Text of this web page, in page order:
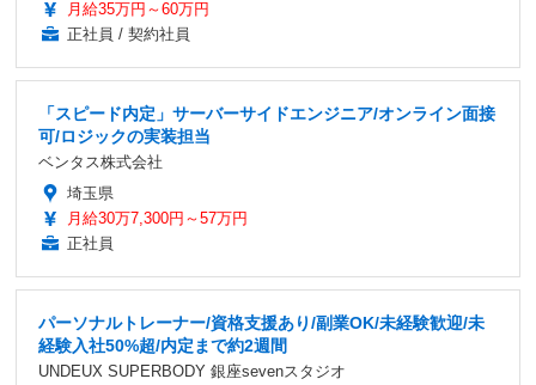
月給35万円～60万円
正社員 / 契約社員
「スピード内定」サーバーサイドエンジニア/オンライン面接
可/ロジックの実装担当
ベンタス株式会社
埼玉県
月給30万7,300円～57万円
正社員
パーソナルトレーナー/資格支援あり/副業OK/未経験歓迎/未
経験入社50%超/内定まで約2週間
UNDEUX SUPERBODY 銀座sevenスタジオ